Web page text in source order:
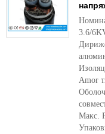
3.6/
Amor
Макс.